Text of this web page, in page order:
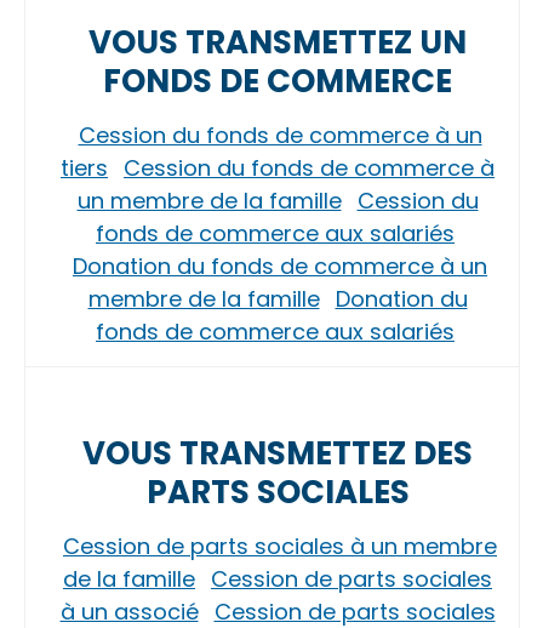
VOUS TRANSMETTEZ UN
FONDS DE COMMERCE
Cession du fonds de commerce à un
tiers Cession du fonds de commerce à
un membre de la famille Cession du
fonds de commerce aux salariés
Donation du fonds de commerce à un
membre de la famille Donation du
fonds de commerce aux salariés
VOUS TRANSMETTEZ DES
PARTS SOCIALES
Cession de parts sociales à un membre
de la famille Cession de parts sociales
à un associé Cession de parts sociales